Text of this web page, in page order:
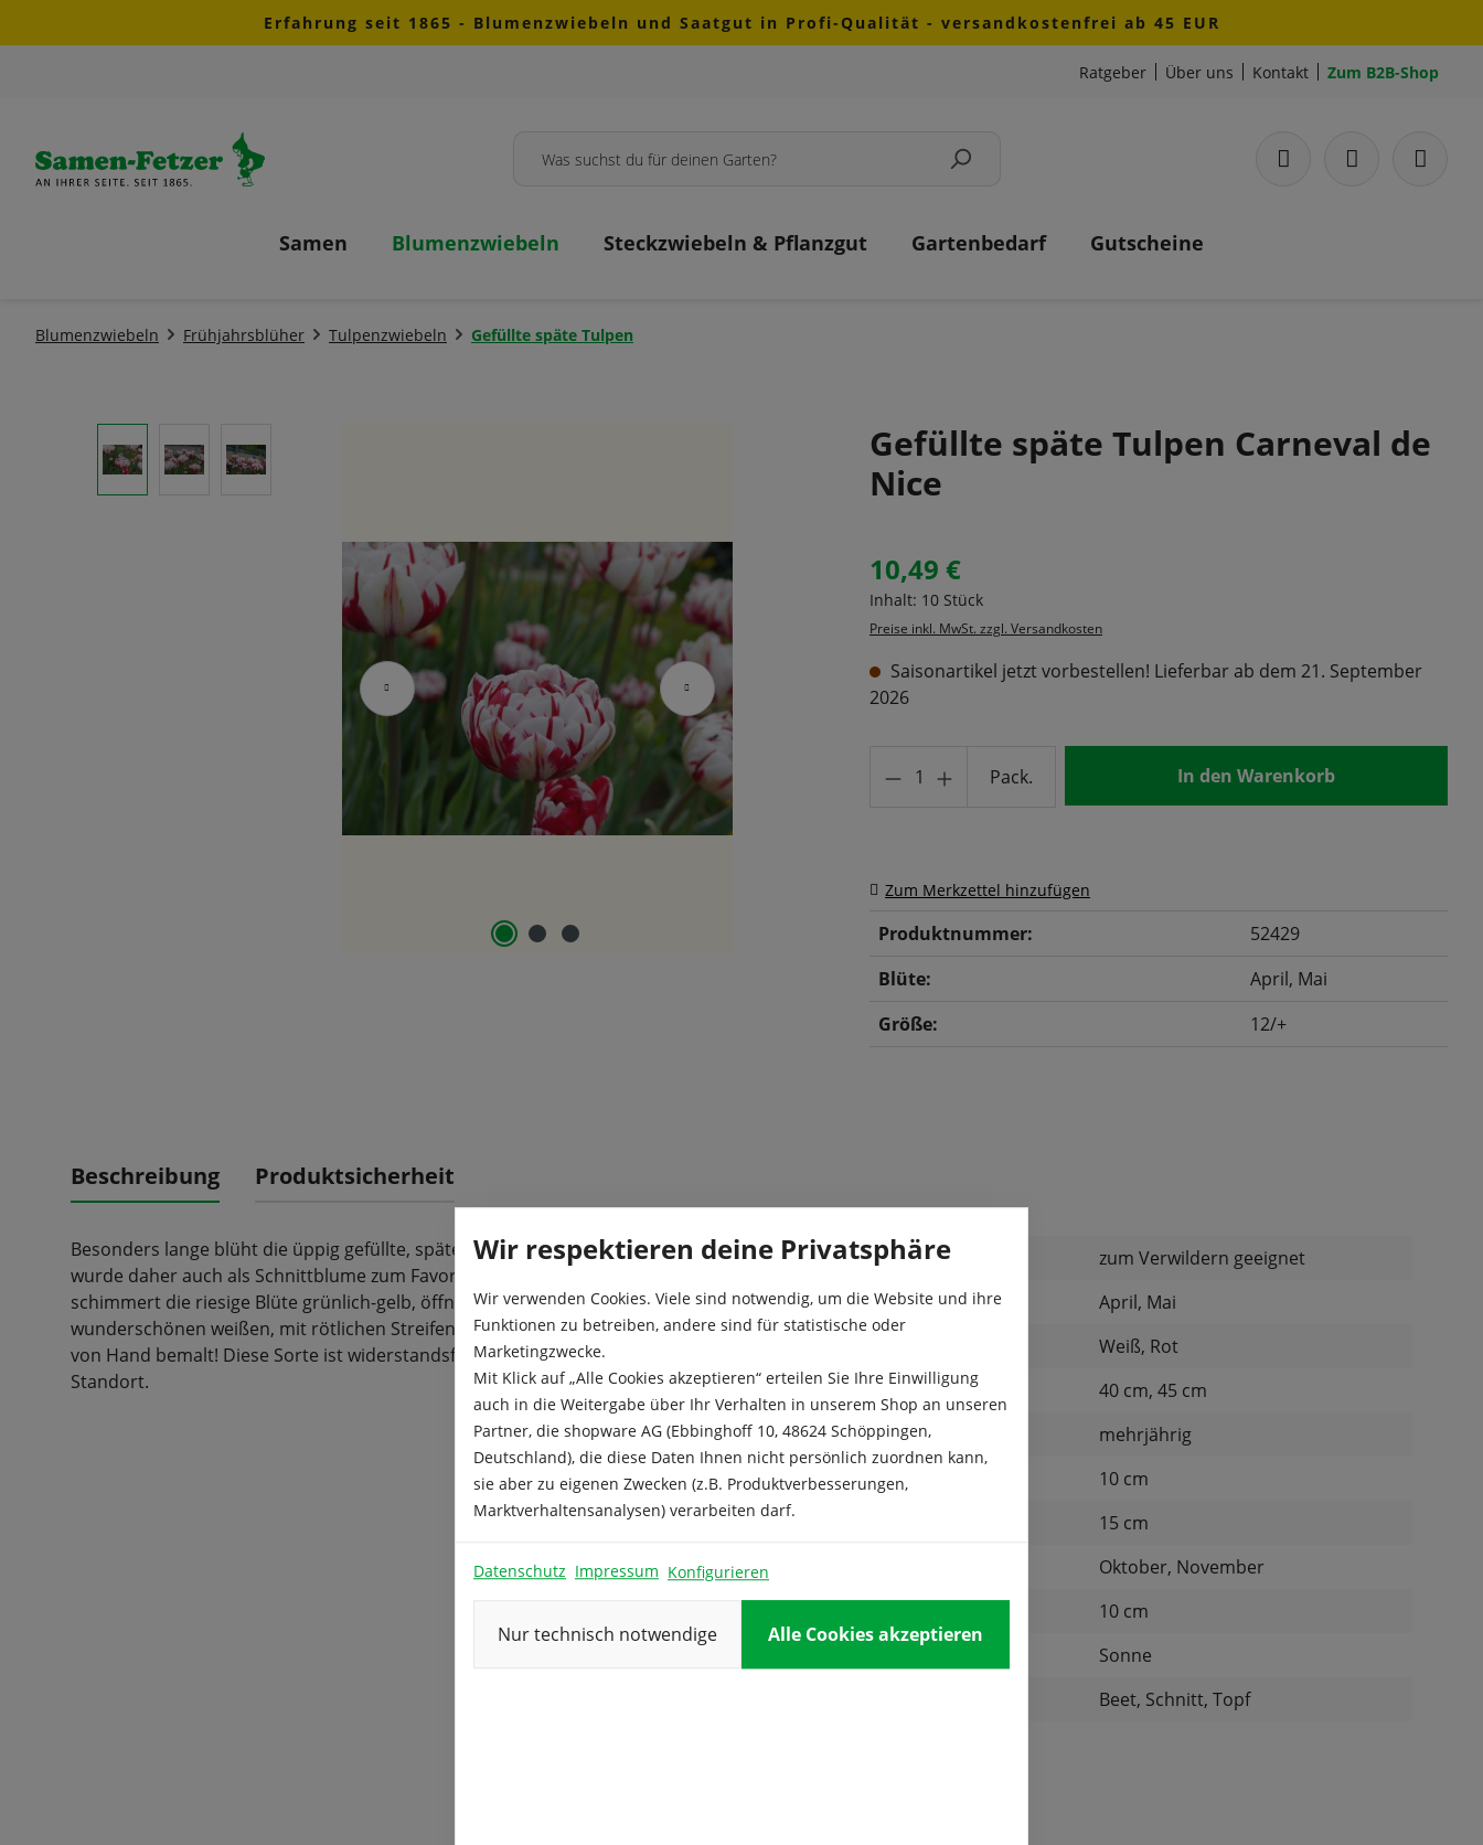
Zur Hauptnavigation springenErfahrung seit 1865 - Blumenzwiebeln und Saatgut in Profi-Qualität - versandkostenfrei ab 45 EUR
Ratgeber Über uns Kontakt Zum B2B-Shop
Samen Blumenzwiebeln Steckzwiebeln & Pflanzgut Gartenbedarf Gutscheine
Blumenzwiebeln Frühjahrsblüher Tulpenzwiebeln Gefüllte späte Tulpen
Gefüllte späte Tulpen Carneval de
Nice
Regulärer Preis:
10,49 €
Inhalt: 10 Stück
Preise inkl. MwSt. zzgl. Versandkosten
Saisonartikel jetzt vorbestellen! Lieferbar ab dem 21. September
2026
Produkt Anzahl: Gib den gewünschten Wert ein
Pack. In den Warenkorb
Zum Merkzettel hinzufügen
Produktnummer:
52429
Blüte:
April, Mai
Größe:
12/+
Beschreibung Produktsicherheit
Besonders lange blüht die üppig gefüllte, späte Tulpe „Carneval de Nice“ und
wurde daher auch als Schnittblume zum Favoriten in der Floristik. Geschlossen
schimmert die riesige Blüte grünlich-gelb, öffnet nach und nach ihre
wunderschönen weißen, mit rötlichen Streifen verzierten Blätter. Pittoresk, wie
von Hand bemalt! Diese Sorte ist widerstandsfähig und verwildert bei gutem
Standort.
Besonderheit:
zum Verwildern geeignet
Blüte:
April, Mai
Weiß, Rot
Höhe:
40 cm, 45 cm
Kulturdauer:
mehrjährig
Pflanzabstand:
10 cm
15 cm
Oktober, November
10 cm
Sonne
Beet, Schnitt, Topf
Wir respektieren deine Privatsphäre
Wir verwenden Cookies. Viele sind notwendig, um die Website und ihre
Funktionen zu betreiben, andere sind für statistische oder
Marketingzwecke.
Mit Klick auf „Alle Cookies akzeptieren“ erteilen Sie Ihre Einwilligung
auch in die Weitergabe über Ihr Verhalten in unserem Shop an unseren
Partner, die shopware AG (Ebbinghoff 10, 48624 Schöppingen,
Deutschland), die diese Daten Ihnen nicht persönlich zuordnen kann,
sie aber zu eigenen Zwecken (z.B. Produktverbesserungen,
Marktverhaltensanalysen) verarbeiten darf.
Datenschutz Impressum Konfigurieren
Nur technisch notwendige Alle Cookies akzeptieren